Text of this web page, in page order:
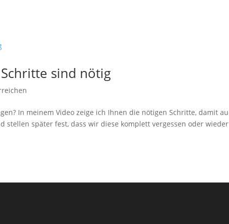
sind nötig
In meinem Video zeige ich Ihnen die nötigen Schritte, damit
stellen später fest, dass wir diese komplett vergessen oder wieder